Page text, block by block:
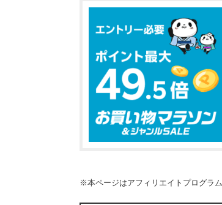
※本ページはアフィリエイトプログラ